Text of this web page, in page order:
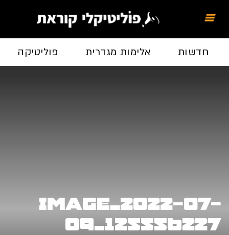
חדשות אלימות מגדרית פוליטיקה
image_2022-07-
09_125556227